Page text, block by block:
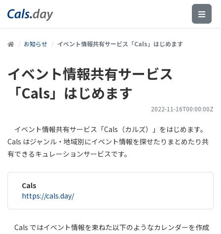
お知らせ イベント情報共有サービス「Cals」はじめます
イベント情報共有サービス
「Cals」はじめます
2022-11-16T00:00:00Z
イベント情報共有サービス「Cals（カルズ）」をはじめます。
Cals はジャンル・地域別にイベント情報を探せたりまとめたり共
有できるキュレーションサービスです。
Cals
https://cals.day/
Cals ではイベント情報を束ねた以下のようなカレンダーを作成